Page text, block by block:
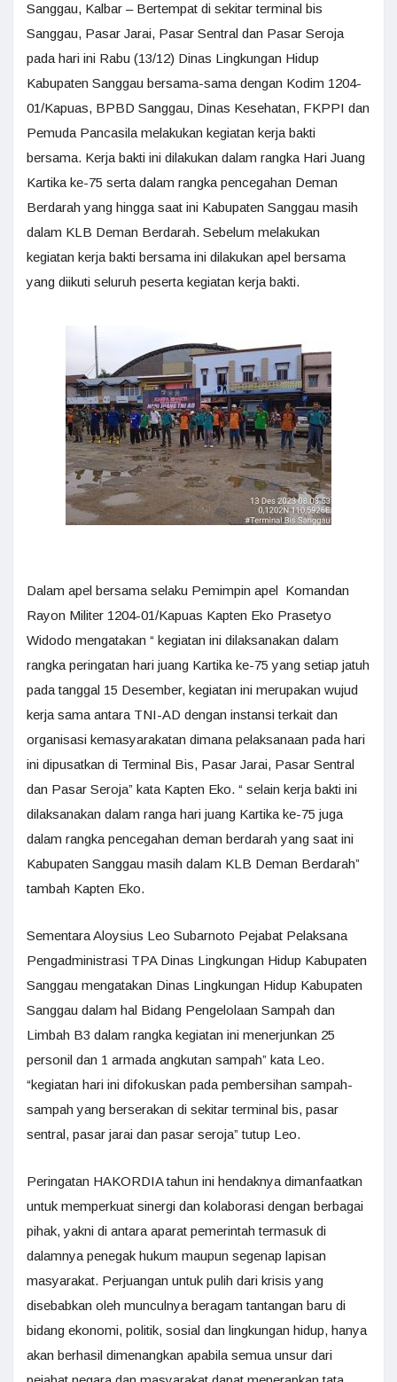
Sanggau, Kalbar – Bertempat di sekitar terminal bis
Sanggau, Pasar Jarai, Pasar Sentral dan Pasar Seroja
pada hari ini Rabu (13/12) Dinas Lingkungan Hidup
Kabupaten Sanggau bersama-sama dengan Kodim 1204-
01/Kapuas, BPBD Sanggau, Dinas Kesehatan, FKPPI dan
Pemuda Pancasila melakukan kegiatan kerja bakti
bersama. Kerja bakti ini dilakukan dalam rangka Hari Juang
Kartika ke-75 serta dalam rangka pencegahan Deman
Berdarah yang hingga saat ini Kabupaten Sanggau masih
dalam KLB Deman Berdarah. Sebelum melakukan
kegiatan kerja bakti bersama ini dilakukan apel bersama
yang diikuti seluruh peserta kegiatan kerja bakti.
Dalam apel bersama selaku Pemimpin apel Komandan
Rayon Militer 1204-01/Kapuas Kapten Eko Prasetyo
Widodo mengatakan “ kegiatan ini dilaksanakan dalam
rangka peringatan hari juang Kartika ke-75 yang setiap jatuh
pada tanggal 15 Desember, kegiatan ini merupakan wujud
kerja sama antara TNI-AD dengan instansi terkait dan
organisasi kemasyarakatan dimana pelaksanaan pada hari
ini dipusatkan di Terminal Bis, Pasar Jarai, Pasar Sentral
dan Pasar Seroja” kata Kapten Eko. “ selain kerja bakti ini
dilaksanakan dalam ranga hari juang Kartika ke-75 juga
dalam rangka pencegahan deman berdarah yang saat ini
Kabupaten Sanggau masih dalam KLB Deman Berdarah”
tambah Kapten Eko.
Sementara Aloysius Leo Subarnoto Pejabat Pelaksana
Pengadministrasi TPA Dinas Lingkungan Hidup Kabupaten
Sanggau mengatakan Dinas Lingkungan Hidup Kabupaten
Sanggau dalam hal Bidang Pengelolaan Sampah dan
Limbah B3 dalam rangka kegiatan ini menerjunkan 25
personil dan 1 armada angkutan sampah” kata Leo.
“kegiatan hari ini difokuskan pada pembersihan sampah-
sampah yang berserakan di sekitar terminal bis, pasar
sentral, pasar jarai dan pasar seroja” tutup Leo.
Peringatan HAKORDIA tahun ini hendaknya dimanfaatkan
untuk memperkuat sinergi dan kolaborasi dengan berbagai
pihak, yakni di antara aparat pemerintah termasuk di
dalamnya penegak hukum maupun segenap lapisan
masyarakat. Perjuangan untuk pulih dari krisis yang
disebabkan oleh munculnya beragam tantangan baru di
bidang ekonomi, politik, sosial dan lingkungan hidup, hanya
akan berhasil dimenangkan apabila semua unsur dari